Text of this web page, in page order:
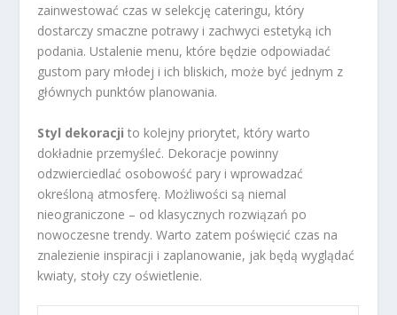
zainwestować czas w selekcję cateringu, który
dostarczy smaczne potrawy i zachwyci estetyką ich
podania. Ustalenie menu, które będzie odpowiadać
gustom pary młodej i ich bliskich, może być jednym z
głównych punktów planowania.
Styl dekoracji to kolejny priorytet, który warto
dokładnie przemyśleć. Dekoracje powinny
odzwierciedlać osobowość pary i wprowadzać
określoną atmosferę. Możliwości są niemal
nieograniczone – od klasycznych rozwiązań po
nowoczesne trendy. Warto zatem poświęcić czas na
znalezienie inspiracji i zaplanowanie, jak będą wyglądać
kwiaty, stoły czy oświetlenie.